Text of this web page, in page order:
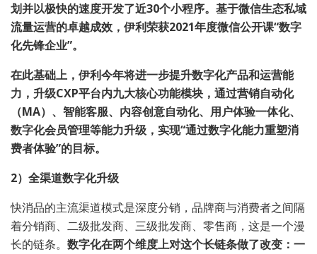
划并以极快的速度开发了近30个小程序。基于微信生态私域
流量运营的卓越成效，伊利荣获2021年度微信公开课“数字
化先锋企业”。
在此基础上，伊利今年将进一步提升数字化产品和运营能
力，升级CXP平台内九大核心功能模块，通过营销自动化
（MA）、智能客服、内容创意自动化、用户体验一体化、
数字化会员管理等能力升级，实现“通过数字化能力重塑消
费者体验”的目标。
2）全渠道数字化升级
快消品的主流渠道模式是深度分销，品牌商与消费者之间隔
着分销商、二级批发商、三级批发商、零售商，这是一个漫
长的链条。 数字化在两个维度上对这个长链条做了改变：一